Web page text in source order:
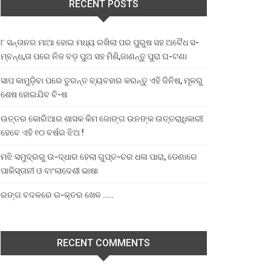
RECENT POSTS
୮ ସନ୍ତାନର ମାଆ ହୋଇ ମଧ୍ୟ ରଖିଲା ପର ପୁରୁଷ ସହ ଅବୈଧ ସ-
ମ୍ବନ୍ଧ,ତା ପରେ ନିଜ ବଡ଼ ପୁଅ ସହ ମିଶି,ଜାଣନ୍ତୁ ପୁରା ଘ-ଟଣା
ସାପ କାମୁଡ଼ିବା ପରେ ତୁରନ୍ତ ବ୍ୟବହାର କରନ୍ତୁ ଏହି ଜିନିଷ, ମୂଳରୁ
ଶେଷ ହୋଇଯିବ ବି-ଷ
ଉତ୍ତର କୋରିଆର ଶାସକ କିମ ଜୋଙ୍ଗ ଉନଙ୍କ ଉତ୍ତରାଧିକାରୀ
ହେବେ ଏହି ୧୦ ବର୍ଷର ଝିଅ !
ମଝି ସମୁଦ୍ରରୁ ଉ-ଦ୍ଧାର ହେଲା ଗୁପ୍ତ-ଚର ଧଳା ପାରା, ଡେଣାରେ
ପାକିସ୍ତାନୀ ଓ ବାଂଲାଦେଶୀ ଭାଷା
ରଙ୍ଗ ବଦଳରେ ର-କ୍ତର ଖେଳ …..
RECENT COMMENTS